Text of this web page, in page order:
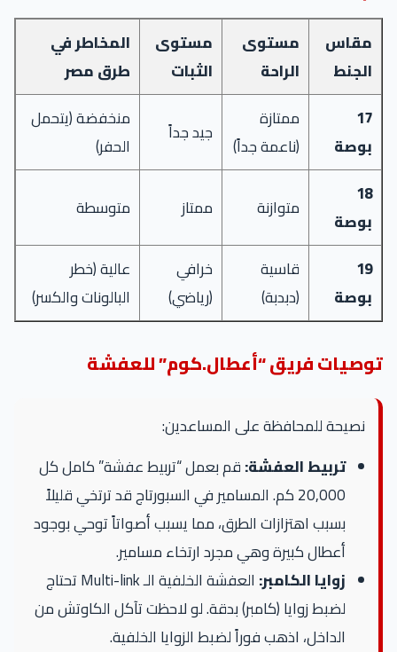
مقاس
الجنط
مستوى
الراحة
مستوى
الثبات
المخاطر في
طرق مصر
17
بوصة
ممتازة
(ناعمة جداً)
جيد جداً
منخفضة (يتحمل
الحفر)
18
بوصة
متوازنة ممتاز متوسطة
19
بوصة
قاسية
(دبدبة)
خرافي
(رياضي)
عالية (خطر
البالونات والكسر)
توصيات فريق “أعطال.كوم” للعفشة
نصيحة للمحافظة على المساعدين:
تربيط العفشة:قم بعمل “تربيط عفشة” كامل كل
20,000 كم. المسامير في السبورتاج قد ترتخي قليلاً
بسبب اهتزازات الطرق، مما يسبب أصواتاً توحي بوجود
أعطال كبيرة وهي مجرد ارتخاء مسامير.
زوايا الكامبر:
العفشة الخلفية الـ Multi-link تحتاج
لضبط زوايا (كامبر) بدقة. لو لاحظت تآكل الكاوتش من
الداخل، اذهب فوراً لضبط الزوايا الخلفية.